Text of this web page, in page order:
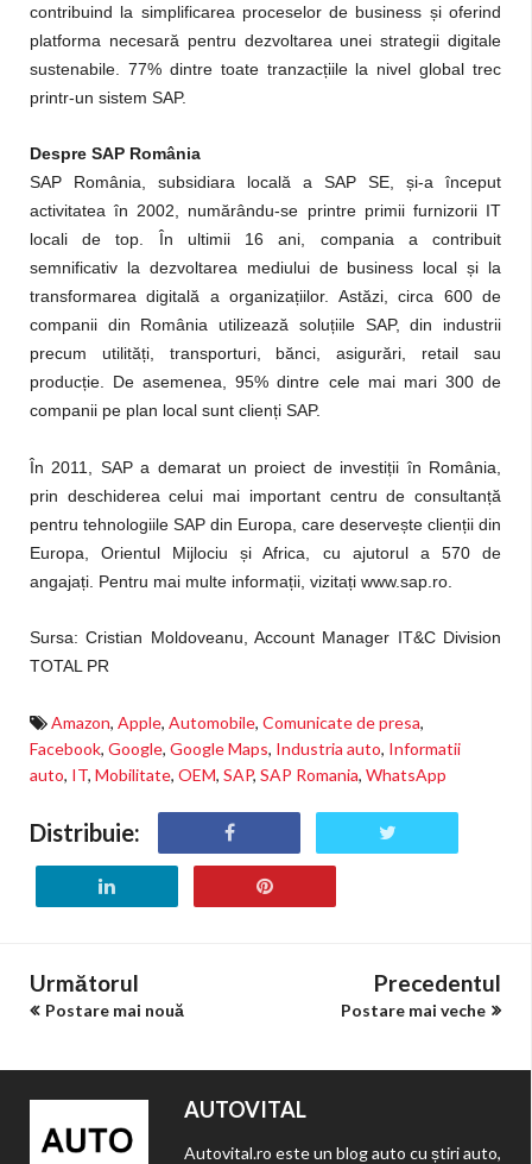
contribuind la simplificarea proceselor de business și oferind
platforma necesară pentru dezvoltarea unei strategii digitale
sustenabile. 77% dintre toate tranzacțiile la nivel global trec
printr-un sistem SAP.
Despre SAP România
SAP România, subsidiara locală a SAP SE, și-a început
activitatea în 2002, numărându-se printre primii furnizorii IT
locali de top. În ultimii 16 ani, compania a contribuit
semnificativ la dezvoltarea mediului de business local și la
transformarea digitală a organizațiilor. Astăzi, circa 600 de
companii din România utilizează soluțiile SAP, din industrii
precum utilități, transporturi, bănci, asigurări, retail sau
producție. De asemenea, 95% dintre cele mai mari 300 de
companii pe plan local sunt clienți SAP.
În 2011, SAP a demarat un proiect de investiții în România,
prin deschiderea celui mai important centru de consultanță
pentru tehnologiile SAP din Europa, care deservește clienții din
Europa, Orientul Mijlociu și Africa, cu ajutorul a 570 de
angajați. Pentru mai multe informații, vizitați www.sap.ro.
Sursa:Cristian Moldoveanu , Account Manager IT&C Division
TOTAL PR
Amazon, Apple, Automobile, Comunicate de presa,
Facebook, Google, Google Maps, Industria auto, Informatii
auto, IT, Mobilitate, OEM, SAP, SAP Romania, WhatsApp
Distribuie:
Următorul
Postare mai nouă
Precedentul
Postare mai veche
AUTOVITAL
Autovital.ro este un blog auto cu știri auto,